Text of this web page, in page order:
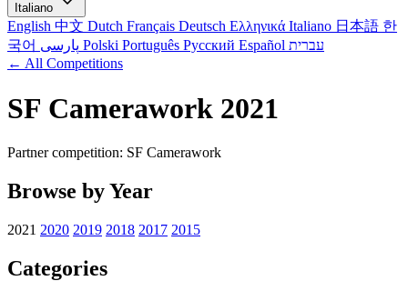
Italiano
English 中文 Dutch Français Deutsch Ελληνικά Italiano 日本語 한
국어
Polski Português Русский Español עברית
← All Competitions
SF Camerawork 2021
Partner competition: SF Camerawork
Browse by Year
2021 2020 2019 2018 2017 2015
Categories